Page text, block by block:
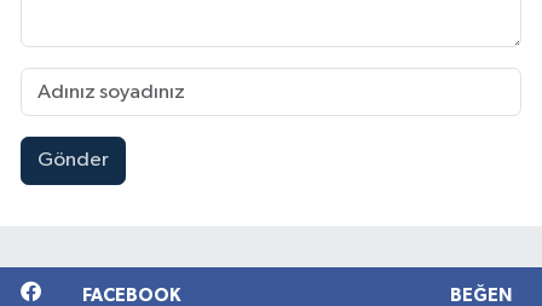
Gönder
FACEBOOK BEĞEN